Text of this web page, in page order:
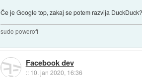
Če je Google top, zakaj se potem razvija DuckDuck?
sudo poweroff
Facebook dev
:: 10. jan 2020, 16:36